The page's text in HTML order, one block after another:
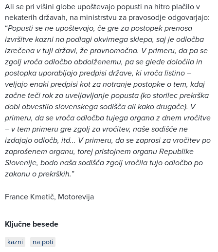
Ali se pri višini globe upoštevajo popusti na hitro plačilo v
nekaterih državah, na ministrstvu za pravosodje odgovarjajo:
“Popusti se ne upoštevajo, če gre za postopek prenosa
izvršitve kazni na podlagi okvirnega sklepa, saj je odločba
izrečena v tuji državi, že pravnomočna. V primeru, da pa se
zgolj vroča odločbo obdolženemu, pa se glede določila in
postopka uporabljajo predpisi države, ki vroča listino –
veljajo enaki predpisi kot za notranje postopke o tem, kdaj
začne teči rok za uveljavljanje popusta (ko storilec prekrška
dobi obvestilo slovenskega sodišča ali kako drugače). V
primeru, da se vroča odločba tujega organa z dnem vročitve
– v tem primeru gre zgolj za vročitev, naše sodišče ne
izdajajo odločb, itd... V primeru, da se zaprosi za vročitev po
zaprošenem organu, torej pristojnem organu Republike
Slovenije, bodo naša sodišča zgolj vročila tujo odločbo po
zakonu o prekrških.”
France Kmetič, Motorevija
Ključne besede
kazni na poti